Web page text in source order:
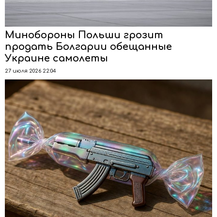
Минобороны Польши грозит
продать Болгарии обещанные
Украине самолеты
27 июля 2026 22:04